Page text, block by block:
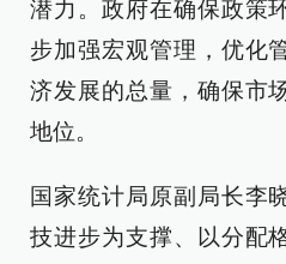
潜力。政府在确保政策
步加强宏观管理，优化
济发展的总量，确保市
地位。
国家统计局原副局长李
技进步为支撑、以分配